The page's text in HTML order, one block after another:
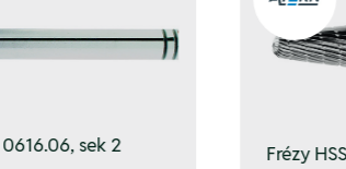
sek 2
Frézy